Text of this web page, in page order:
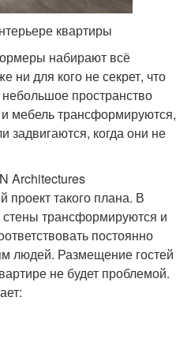
квартиры
набирают всё
ни для кого не секрет, что
пространство
мебель трансформируются,
задвигаются, когда они не
Architectures
проект такого плана. В
трансформируются и
постоянно
людей. Размещение гостей
не будет проблемой.